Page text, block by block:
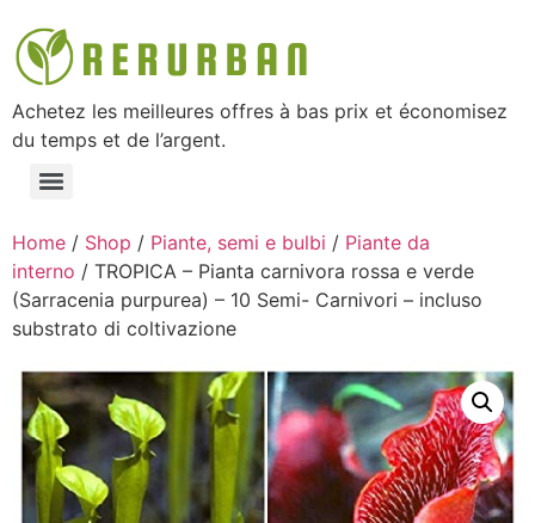
Achetez les meilleures offres à bas prix et économisez
du temps et de l’argent.
Home / Shop / Piante, semi e bulbi / Piante da
interno / TROPICA – Pianta carnivora rossa e verde
(Sarracenia purpurea) – 10 Semi- Carnivori – incluso
substrato di coltivazione